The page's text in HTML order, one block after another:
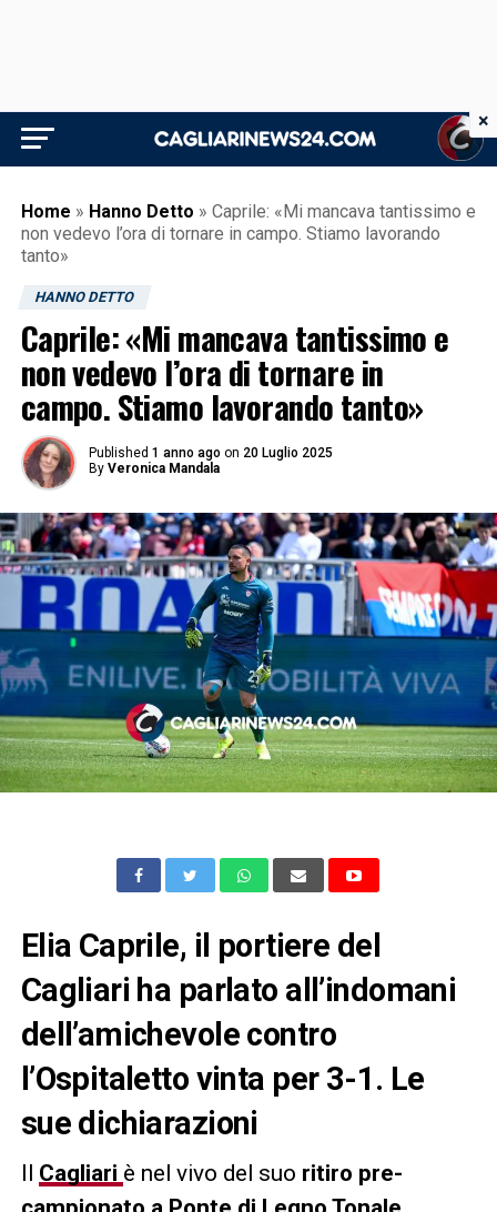
Home » Hanno Detto » Caprile: «Mi mancava tantissimo e
non vedevo l’ora di tornare in campo. Stiamo lavorando
tanto»
HANNO DETTO
Caprile: «Mi mancava tantissimo e
non vedevo l’ora di tornare in
campo. Stiamo lavorando tanto»
Published 1 anno ago on 20 Luglio 2025
By Veronica Mandala
Elia Caprile, il portiere del
Cagliari ha parlato all’indomani
dell’amichevole contro
l’Ospitaletto vinta per 3-1. Le
sue dichiarazioni
Il Cagliari è nel vivo del suo ritiro pre-
×